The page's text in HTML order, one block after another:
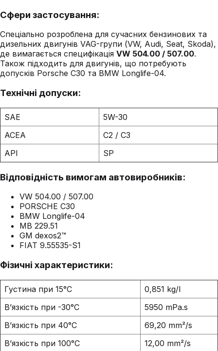
Сфери застосування:
Спеціально розроблена для сучасних бензинових та
дизельних двигунів VAG-групи (VW, Audi, Seat, Skoda),
де вимагається специфікація VW 504.00 / 507.00.
Також підходить для двигунів, що потребують
допусків Porsche C30 та BMW Longlife-04.
Технічні допуски:
SAE
5W-30
ACEA
C2 / C3
API
SP
Відповідність вимогам автовиробників:
VW 504.00 / 507.00
PORSCHE C30
BMW Longlife-04
MB 229.51
GM dexos2™
FIAT 9.55535-S1
Фізичні характеристики:
Густина при 15°C
0,851 kg/l
В’язкість при -30°C
5950 mPa.s
В’язкість при 40°C
69,20 mm²/s
В’язкість при 100°C
12,00 mm²/s